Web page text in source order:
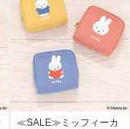
≪SALE≫ミッフィーカ